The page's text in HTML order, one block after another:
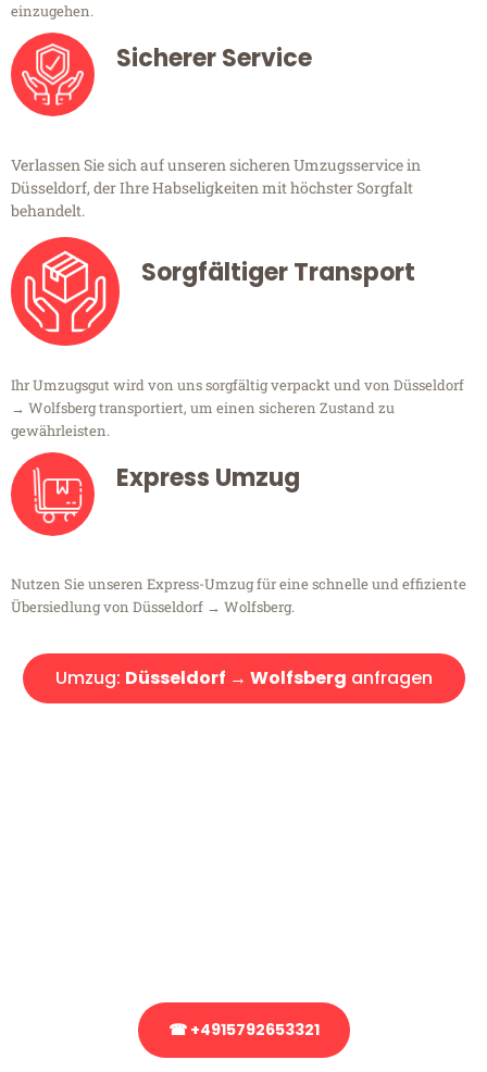
einzugehen.
Sicherer Service
Verlassen Sie sich auf unseren sicheren Umzugsservice in
Düsseldorf, der Ihre Habseligkeiten mit höchster Sorgfalt
behandelt.
Sorgfältiger Transport
Ihr Umzugsgut wird von uns sorgfältig verpackt und von Düsseldorf
→ Wolfsberg transportiert, um einen sicheren Zustand zu
gewährleisten.
Express Umzug
Nutzen Sie unseren Express-Umzug für eine schnelle und effiziente
Übersiedlung von Düsseldorf → Wolfsberg.
Umzug: Düsseldorf → Wolfsberg anfragen
☎ +4915792653321